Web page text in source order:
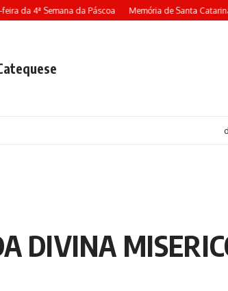
da 4ª Semana da Páscoa Memória de Santa
DIVINA